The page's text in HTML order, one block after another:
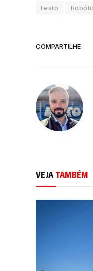
Festo
COMPARTILHE
VEJATAMBÉM